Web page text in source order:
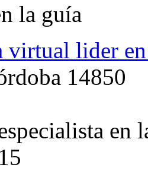
la guía
virtual lider
14850
en